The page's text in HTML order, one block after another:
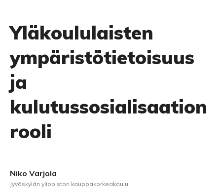
Yläkoululaisten
ympäristötietoisuus
ja
kulutussosialisaation
rooli
Niko Varjola
Jyväskylän yliopiston kauppakorkeakoulu